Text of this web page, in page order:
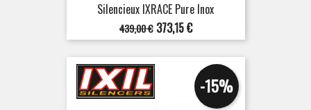
Silencieux IXRACE Pure Inox
Prix
de
base
439,00 € Prix
373,15 €
-15%